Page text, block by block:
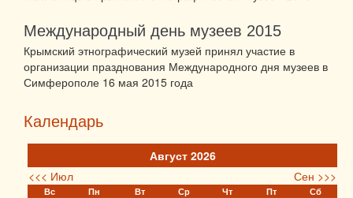
Международный день музеев 2015
Крымский этнографический музей принял участие в
организации празднования Международного дня музеев в
Симферополе 16 мая 2015 года
Календарь
Август 2026
<<< Июл
Сен >>>
Вс Пн Вт Ср Чт Пт Сб